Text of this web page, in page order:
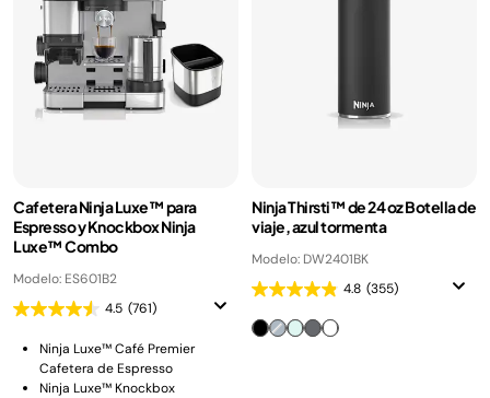
Cafetera Ninja Luxe™ para
Espresso y Knockbox Ninja
Luxe™ Combo
Modelo: ES601B2
4.5 (761)
Ninja Luxe™ Café Premier
Cafetera de Espresso
Ninja Luxe™ Knockbox
Ninja Thirsti™ de 24 oz Botella de
viaje, azul tormenta
Modelo: DW2401BK
4.8 (355)